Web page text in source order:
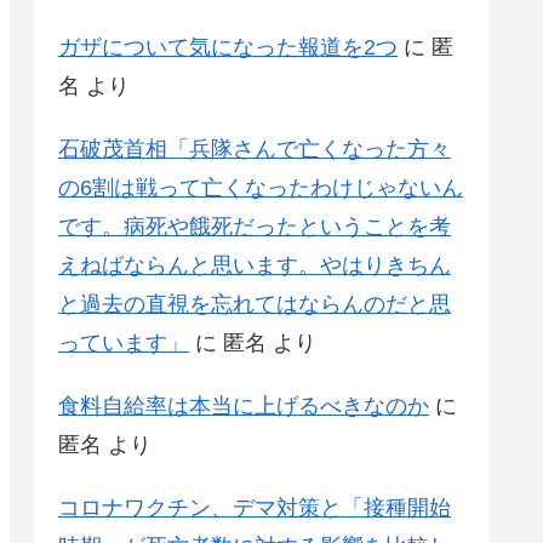
ガザについて気になった報道を2つ に 匿
名 より
石破茂首相「兵隊さんで亡くなった方々
の6割は戦って亡くなったわけじゃないん
です。病死や餓死だったということを考
えねばならんと思います。やはりきちん
と過去の直視を忘れてはならんのだと思
っています」
に 匿名 より
食料自給率は本当に上げるべきなのか に
匿名 より
コロナワクチン、デマ対策と「接種開始